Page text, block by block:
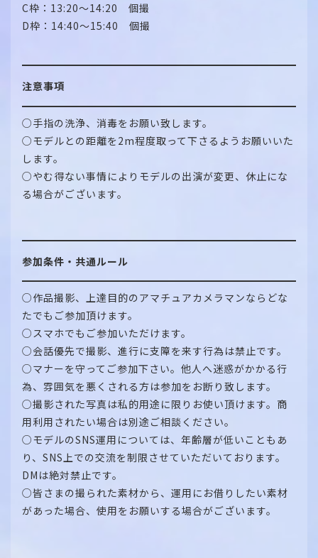
C枠：13:20～14:20 個撮
D枠：14:40～15:40 個撮
注意事項
○手指の洗浄、消毒をお願い致します。
○モデルとの距離を2m程度取って下さるようお願いいた
します。
○やむ得ない事情によりモデルの出演が変更、休止にな
る場合がございます。
参加条件・共通ルール
○作品撮影、上達目的のアマチュアカメラマンならどな
たでもご参加頂けます。
○スマホでもご参加いただけます。
○会話優先で撮影、進行に支障を来す行為は禁止です。
○マナーを守ってご参加下さい。他人へ迷惑がかかる行
為、雰囲気を悪くされる方は参加をお断り致します。
○撮影された写真は私的用途に限りお使い頂けます。商
用利用されたい場合は別途ご相談ください。
○モデルのSNS運用については、年齢層が低いこともあ
り、SNS上での交流を制限させていただいております。
DMは絶対禁止です。
○皆さまの撮られた素材から、運用にお借りしたい素材
があった場合、使用をお願いする場合がございます。